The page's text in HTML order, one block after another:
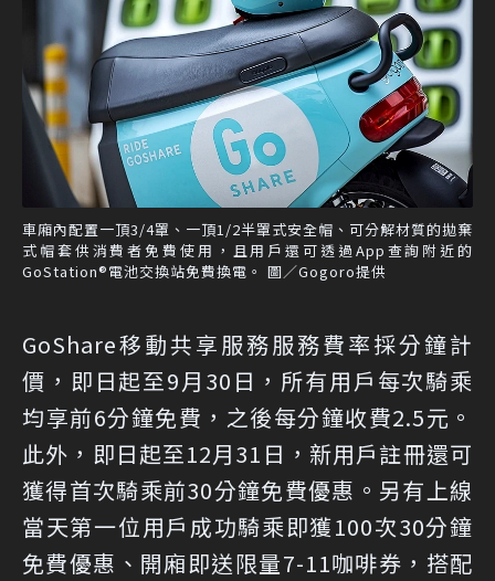
車廂內配置一頂3/4罩、一頂1/2半罩式安全帽、可分解材質的拋棄
式帽套供消費者免費使用，且用戶還可透過App查詢附近的
GoStation®電池交換站免費換電。 圖／Gogoro提供
GoShare移動共享服務服務費率採分鐘計
價，即日起至9月30日，所有用戶每次騎乘
均享前6分鐘免費，之後每分鐘收費2.5元。
此外，即日起至12月31日，新用戶註冊還可
獲得首次騎乘前30分鐘免費優惠。另有上線
當天第一位用戶成功騎乘即獲100次30分鐘
免費優惠、開廂即送限量7-11咖啡券，搭配